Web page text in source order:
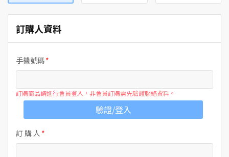
訂購人資料
手機號碼
訂購商品請進行會員登入，非會員訂購需先驗證聯絡資料。
驗證/登入
訂 購 人